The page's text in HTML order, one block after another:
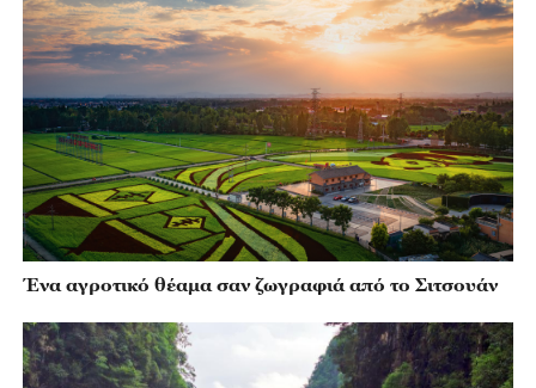
Ένα αγροτικό θέαμα σαν ζωγραφιά από το Σιτσουάν